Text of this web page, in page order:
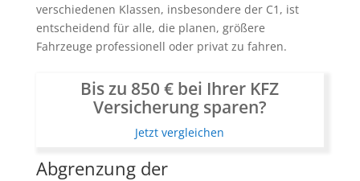
verschiedenen Klassen, insbesondere der C1, ist
entscheidend für alle, die planen, größere
Fahrzeuge professionell oder privat zu fahren.
Bis zu 850 € bei Ihrer KFZ
Versicherung sparen?
Jetzt vergleichen
Abgrenzung der